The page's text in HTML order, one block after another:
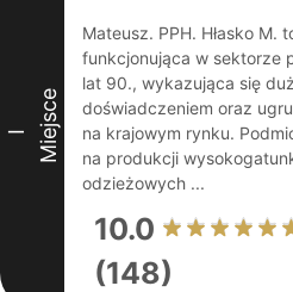
I Miejsce
Mateusz. PPH. Hłasko M.
funkcjonująca w sektorze
lat 90., wykazująca się
doświadczeniem oraz
na krajowym rynku.
na produkcji
odzieżowych ...
10.0
(148)